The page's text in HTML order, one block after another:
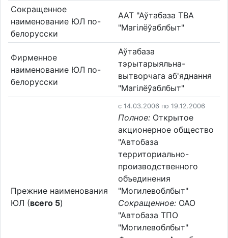
Сокращенное
наименование ЮЛ по-
белорусски
ААТ "Аўтабаза ТВА
"Магілёўаблбыт"
Фирменное
наименование ЮЛ по-
белорусски
Аўтабаза
тэрытарыяльна-
вытворчага аб'яднання
"Магілёўаблбыт"
Прежние наименования
ЮЛ (всего 5)
c 14.03.2006 по 19.12.2006
Полное: Открытое
акционерное общество
"Автобаза
территориально-
производственного
объединения
"Могилевоблбыт"
Сокращенное: ОАО
"Автобаза ТПО
"Могилевоблбыт"